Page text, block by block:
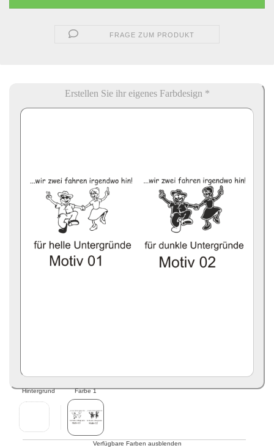
FRAGE ZUM PRODUKT
Erstellen Sie ihr eigenes Farbdesign *
Hintergrund Farbe 1
Verfügbare Farben ausblenden